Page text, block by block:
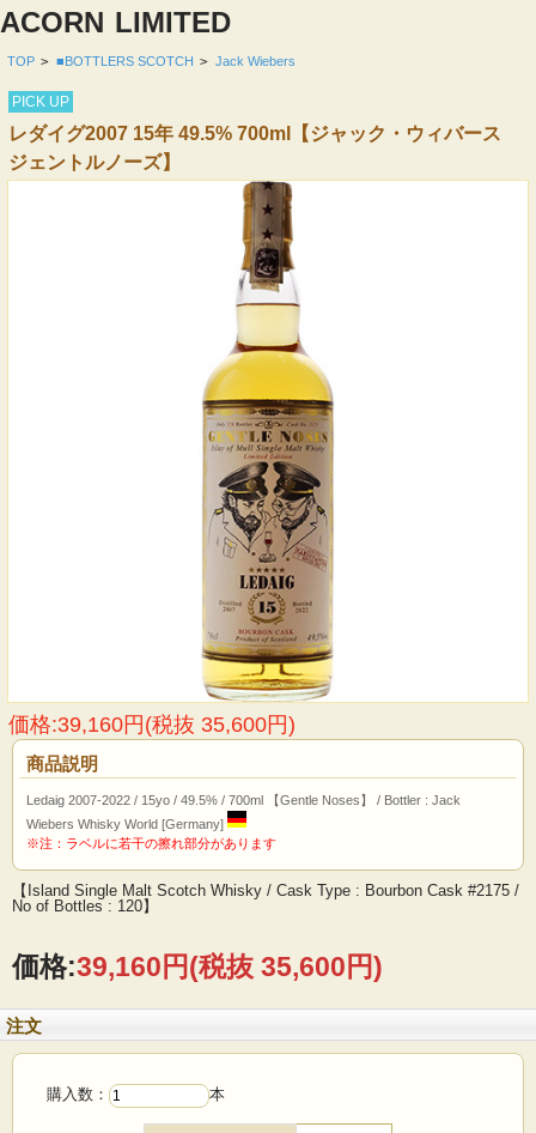
ACORN LIMITED
TOP > ■BOTTLERS SCOTCH > Jack Wiebers
PICK UP
レダイグ2007 15年 49.5% 700ml【ジャック・ウィバース
ジェントルノーズ】
価格:39,160円(税抜 35,600円)
商品説明
Ledaig 2007-2022 / 15yo / 49.5% / 700ml 【Gentle Noses】 / Bottler : Jack
Wiebers Whisky World [Germany]
※注：ラベルに若干の擦れ部分があります
【Island Single Malt Scotch Whisky / Cask Type : Bourbon Cask #2175 /
No of Bottles : 120】
価格:39,160円(税抜 35,600円)
注文
購入数： 本